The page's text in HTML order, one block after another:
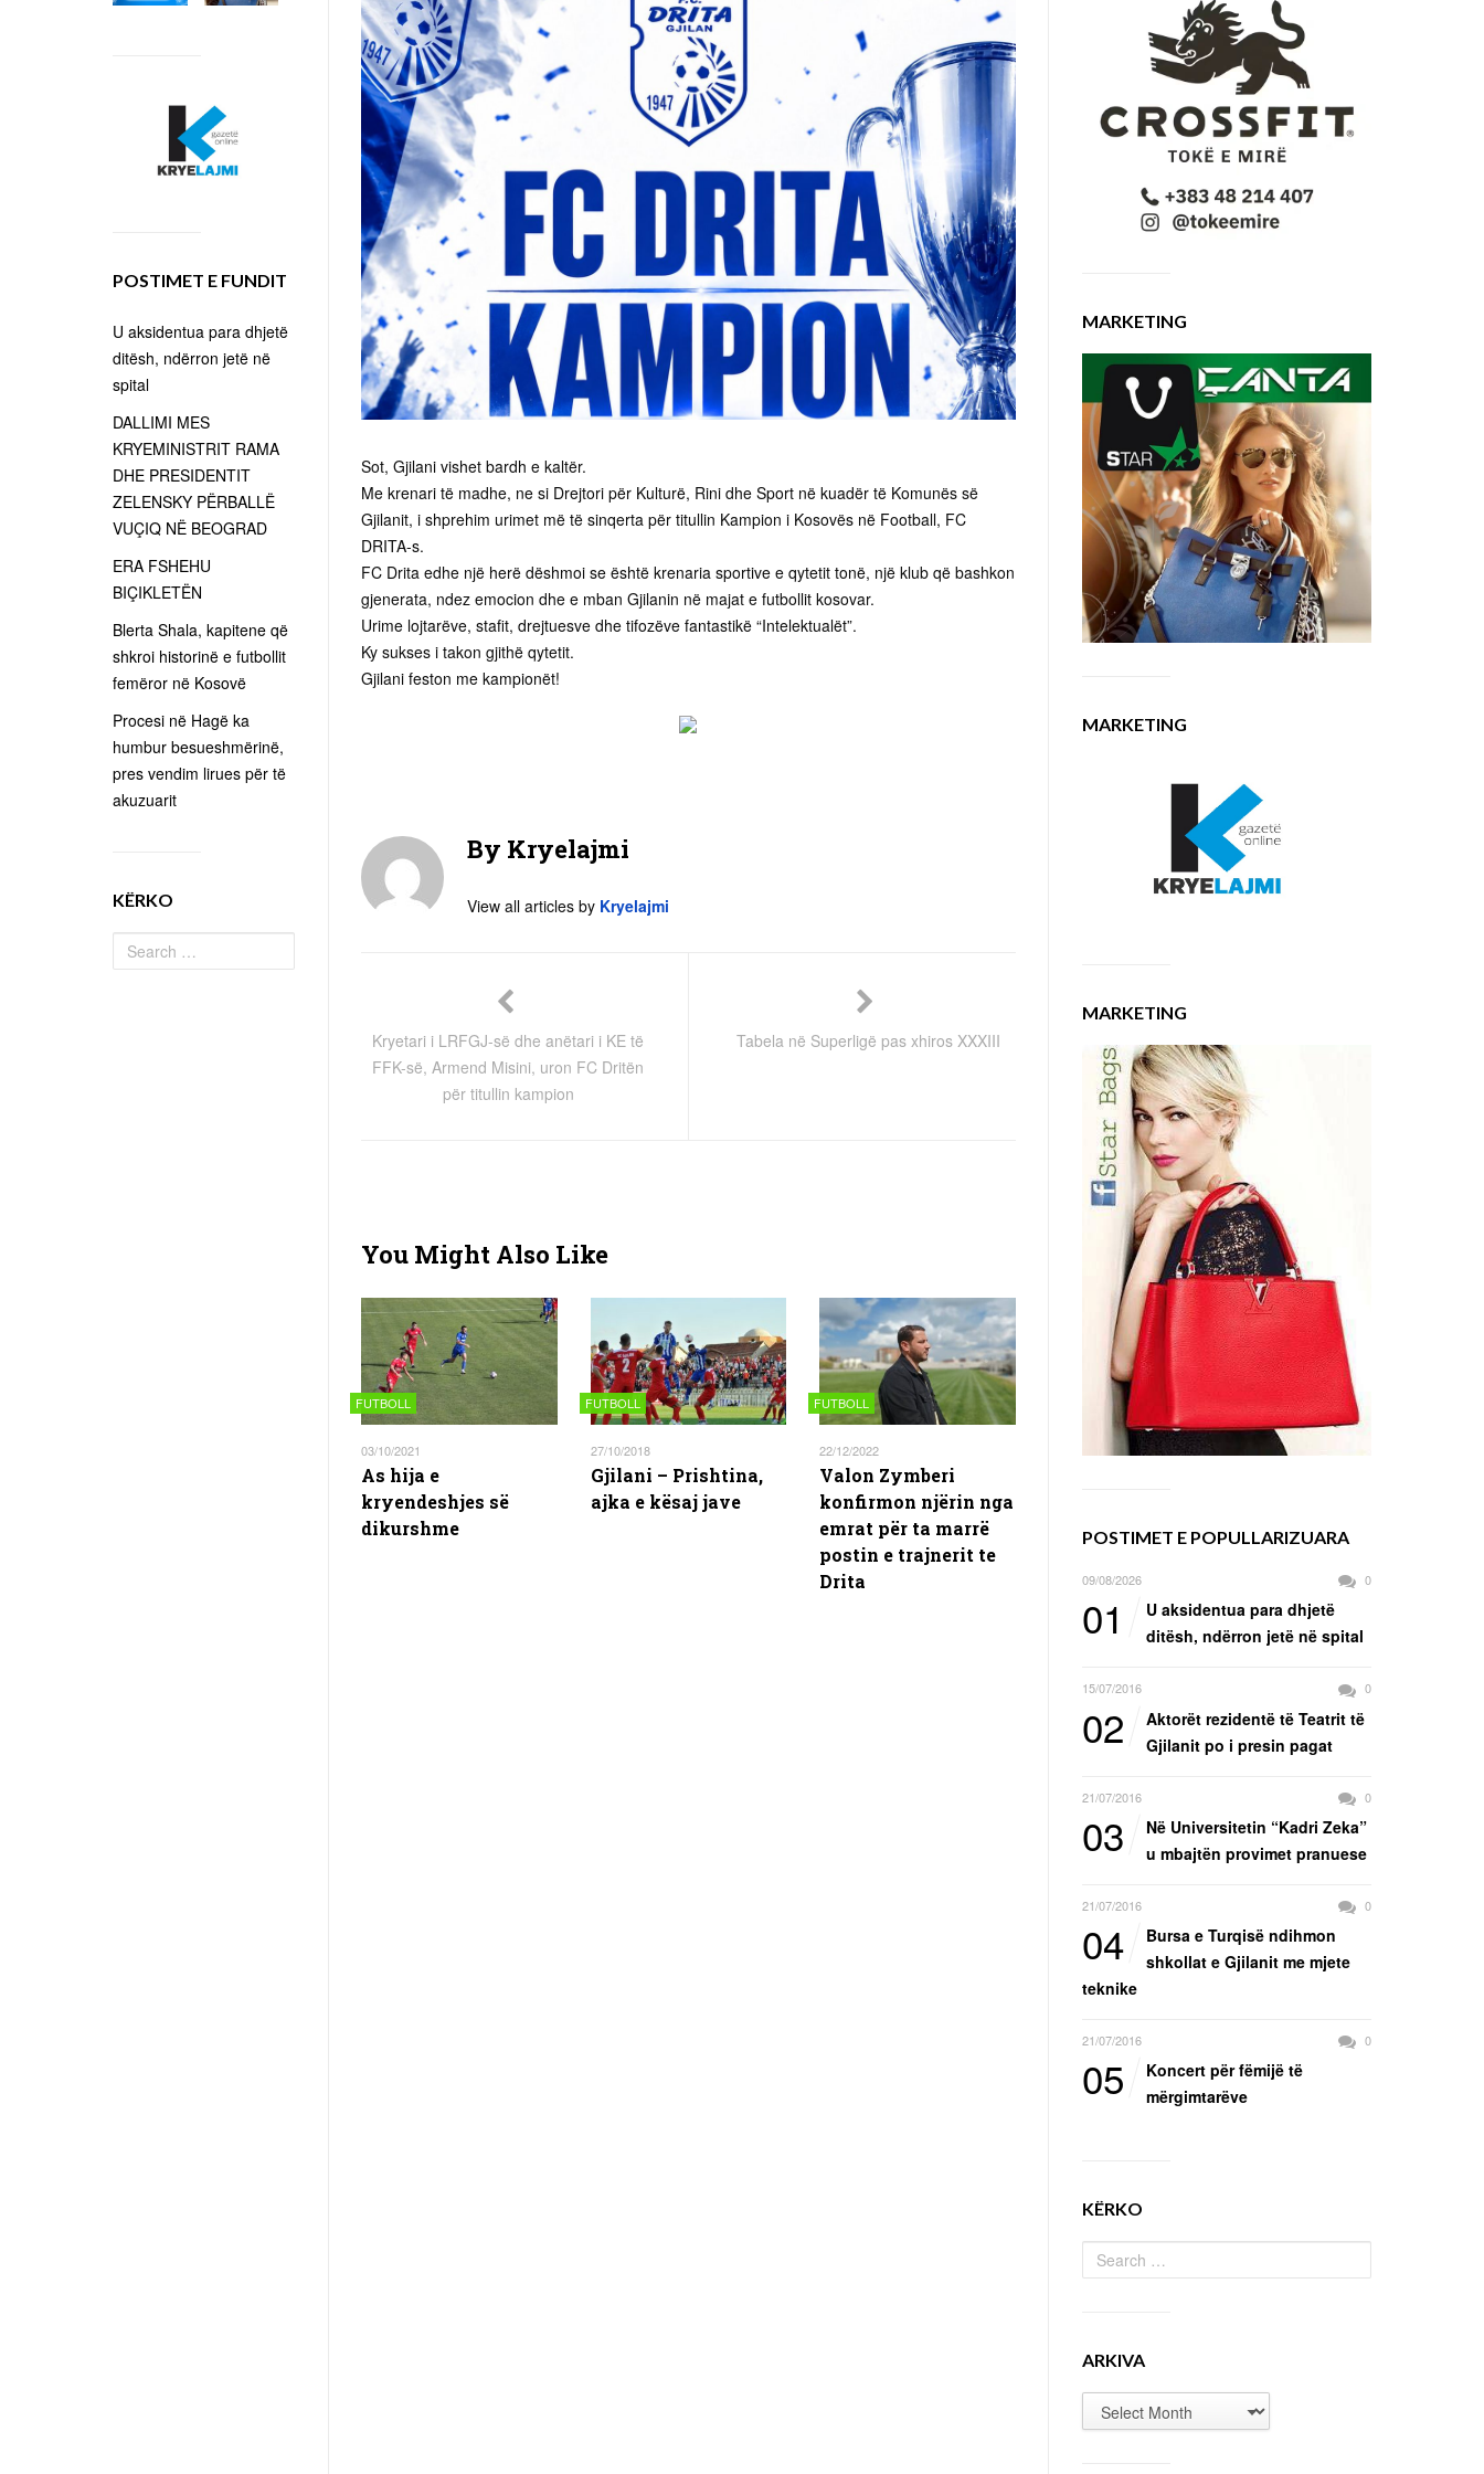
Sot, Gjilani vishet bardh e kaltër.
Me krenari të madhe, ne si Drejtori për Kulturë, Rini dhe Sport në kuadër të Komunës së
Gjilanit, i shprehim urimet më të sinqerta për titullin Kampion i Kosovës në Football, FC
DRITA-s.
FC Drita edhe një herë dëshmoi se është krenaria sportive e qytetit tonë, një klub që bashkon
gjenerata, ndez emocion dhe e mban Gjilanin në majat e futbollit kosovar.
Urime lojtarëve, stafit, drejtuesve dhe tifozëve fantastikë “Intelektualët”.
Ky sukses i takon gjithë qytetit.
Gjilani feston me kampionët!
By Kryelajmi
View all articles by Kryelajmi
Kryetari i LRFGJ-së dhe anëtari i KE të
FFK-së, Armend Misini, uron FC Dritën
për titullin kampion
Tabela në Superligë pas xhiros XXXIII
You Might Also Like
FUTBOLL
03/10/2021
As hija e
kryendeshjes së
dikurshme
FUTBOLL
27/10/2018
Gjilani – Prishtina,
ajka e kësaj jave
FUTBOLL
22/12/2022
Valon Zymberi
konfirmon njërin nga
emrat për ta marrë
postin e trajnerit te
Drita
MARKETING
MARKETING
MARKETING
POSTIMET E POPULLARIZUARA
09/08/2026 0
01
U aksidentua para dhjetë
ditësh, ndërron jetë në spital
15/07/2016 0
02
Aktorët rezidentë të Teatrit të
Gjilanit po i presin pagat
21/07/2016 0
03
Në Universitetin “Kadri Zeka”
u mbajtën provimet pranuese
21/07/2016 0
04
Bursa e Turqisë ndihmon
shkollat e Gjilanit me mjete
teknike
21/07/2016 0
05
Koncert për fëmijë të
mërgimtarëve
KËRKO
ARKIVA
POSTIMET E FUNDIT
U aksidentua para dhjetë
ditësh, ndërron jetë në
spital
DALLIMI MES
KRYEMINISTRIT RAMA
DHE PRESIDENTIT
ZELENSKY PËRBALLË
VUÇIQ NË BEOGRAD
ERA FSHEHU
BIÇIKLETËN
Blerta Shala, kapitene që
shkroi historinë e futbollit
femëror në Kosovë
Procesi në Hagë ka
humbur besueshmërinë,
pres vendim lirues për të
akuzuarit
KËRKO